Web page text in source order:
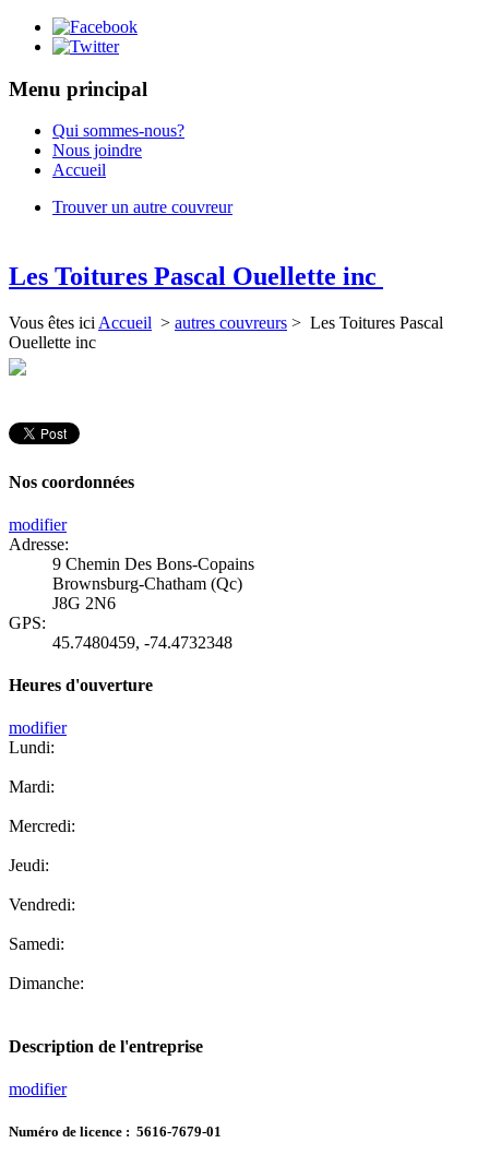
Menu principal
Qui sommes-nous?
Nous joindre
Accueil
Trouver un autre couvreur
Les Toitures Pascal Ouellette inc
Vous êtes ici Accueil > autres couvreurs > Les Toitures Pascal
Ouellette inc
Nos coordonnées
modifier
Adresse:
9 Chemin Des Bons-Copains
Brownsburg-Chatham (Qc)
J8G 2N6
GPS:
45.7480459, -74.4732348
Heures d'ouverture
modifier
Lundi:
Mardi:
Mercredi:
Jeudi:
Vendredi:
Samedi:
Dimanche:
Description de l'entreprise
modifier
Numéro de licence : 5616-7679-01